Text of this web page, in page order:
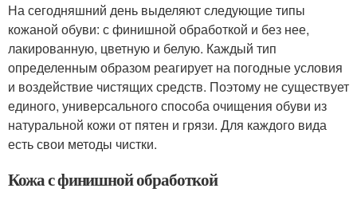
На сегодняшний день выделяют следующие типы
кожаной обуви: с финишной обработкой и без нее,
лакированную, цветную и белую. Каждый тип
определенным образом реагирует на погодные условия
и воздействие чистящих средств. Поэтому не существует
единого, универсального способа очищения обуви из
натуральной кожи от пятен и грязи. Для каждого вида
есть свои методы чистки.
Кожа с финишной обработкой